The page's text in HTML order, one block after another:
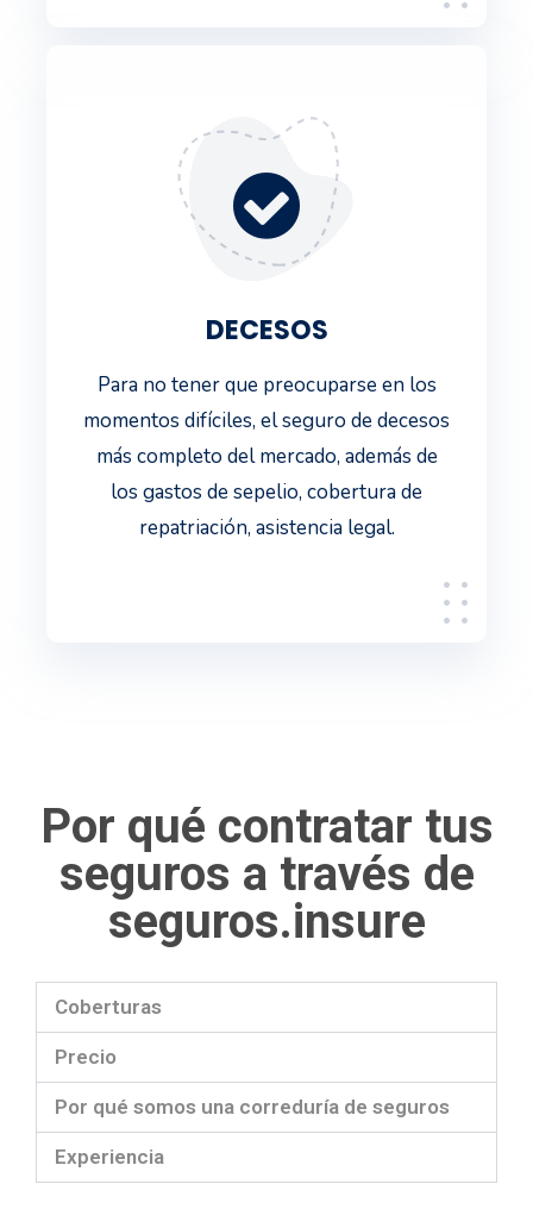
DECESOS
Para no tener que preocuparse en los
momentos difíciles, el seguro de decesos
más completo del mercado, además de
los gastos de sepelio, cobertura de
repatriación, asistencia legal.
Por qué contratar tus
seguros a través de
seguros.insure
Coberturas
Precio
Por qué somos una correduría de seguros
Experiencia